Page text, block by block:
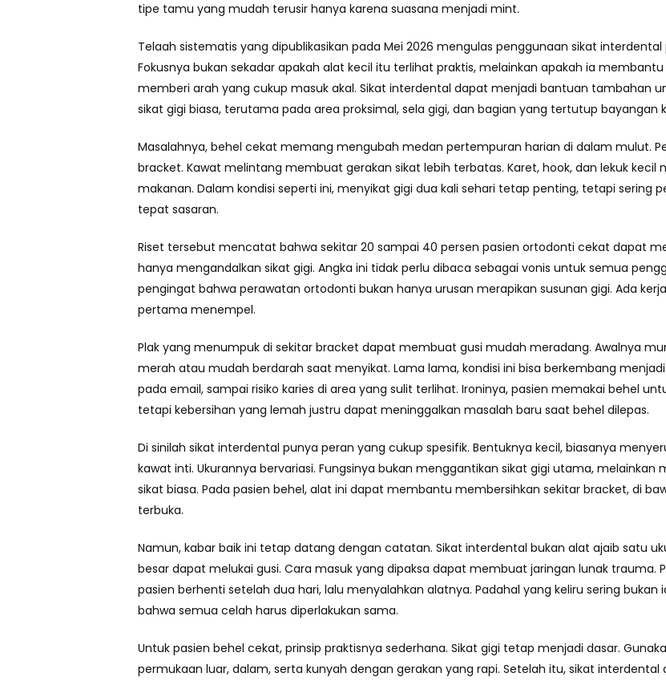
tipe tamu yang mudah terusir hanya karena suasana menjadi mint.
Telaah sistematis yang dipublikasikan pada Mei 2026 mengulas penggunaan sikat
Fokusnya bukan sekadar apakah alat kecil itu terlihat praktis, melainkan apakah ia
memberi arah yang cukup masuk akal. Sikat interdental dapat menjadi bantuan tambahan
sikat gigi biasa, terutama pada area proksimal, sela gigi, dan bagian yang tertutup bayangan
Masalahnya, behel cekat memang mengubah medan pertempuran harian di dalam mulut.
bracket. Kawat melintang membuat gerakan sikat lebih terbatas. Karet, hook, dan lekuk
makanan. Dalam kondisi seperti ini, menyikat gigi dua kali sehari tetap penting, tetapi sering
tepat sasaran.
Riset tersebut mencatat bahwa sekitar 20 sampai 40 persen pasien ortodonti cekat dapat
hanya mengandalkan sikat gigi. Angka ini tidak perlu dibaca sebagai vonis untuk semua
pengingat bahwa perawatan ortodonti bukan hanya urusan merapikan susunan gigi. Ada
pertama menempel.
Plak yang menumpuk di sekitar bracket dapat membuat gusi mudah meradang. Awalnya
merah atau mudah berdarah saat menyikat. Lama lama, kondisi ini bisa berkembang
pada email, sampai risiko karies di area yang sulit terlihat. Ironinya, pasien memakai behel
tetapi kebersihan yang lemah justru dapat meninggalkan masalah baru saat behel dilepas.
Di sinilah sikat interdental punya peran yang cukup spesifik. Bentuknya kecil, biasanya
kawat inti. Ukurannya bervariasi. Fungsinya bukan menggantikan sikat gigi utama, melainkan
sikat biasa. Pada pasien behel, alat ini dapat membantu membersihkan sekitar bracket, di
terbuka.
Namun, kabar baik ini tetap datang dengan catatan. Sikat interdental bukan alat ajaib satu
besar dapat melukai gusi. Cara masuk yang dipaksa dapat membuat jaringan lunak trauma.
pasien berhenti setelah dua hari, lalu menyalahkan alatnya. Padahal yang keliru sering bukan
bahwa semua celah harus diperlakukan sama.
Untuk pasien behel cekat, prinsip praktisnya sederhana. Sikat gigi tetap menjadi dasar.
permukaan luar, dalam, serta kunyah dengan gerakan yang rapi. Setelah itu, sikat